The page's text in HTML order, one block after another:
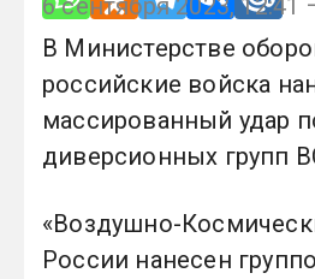
В Министерстве
российские войска
массированный удар
диверсионных групп
«Воздушно-
России нанесен